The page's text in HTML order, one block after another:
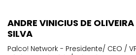
SILVA
Palco! Network - Presidente/ CEO / VP/
Sócio Proprietário/C-level